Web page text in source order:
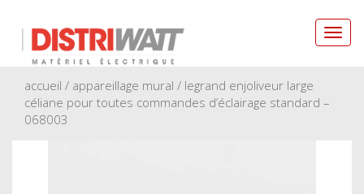
accueil / appareillage mural / legrand enjoliveur large
céliane pour toutes commandes d’éclairage standard –
068003